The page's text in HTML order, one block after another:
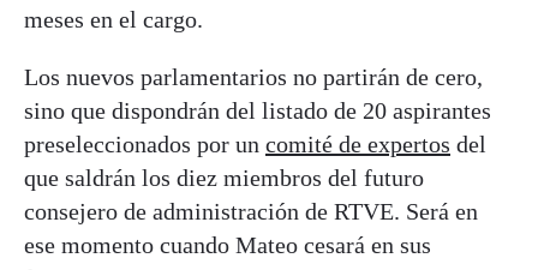
meses en el cargo.
Los nuevos parlamentarios no partirán de cero,
sino que dispondrán del listado de 20 aspirantes
preseleccionados por un comité de expertos del
que saldrán los diez miembros del futuro
consejero de administración de RTVE. Será en
ese momento cuando Mateo cesará en sus